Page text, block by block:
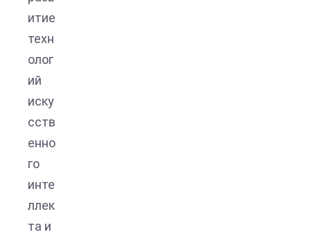
итие
техн
олог
ий
иску
сств
енно
го
инте
ллек
та и